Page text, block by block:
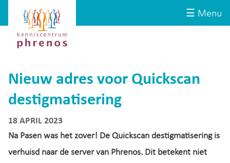
☰ Menu
Kenniscentrum
Phrenos
website
Nieuw adres voor Quickscan
destigmatisering
18 APRIL 2023
Na Pasen was het zover! De Quickscan destigmatisering is
verhuisd naar de server van Phrenos. Dit betekent niet